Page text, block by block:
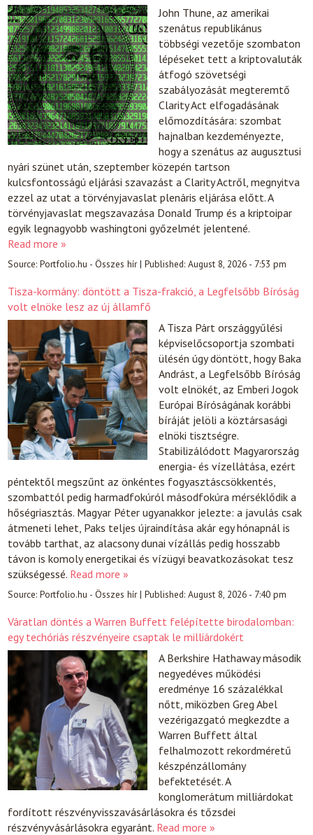
John Thune, az amerikai
szenátus republikánus
többségi vezetője szombaton
lépéseket tett a kriptovaluták
átfogó szövetségi
szabályozását megteremtő
Clarity Act elfogadásának
előmozdítására: szombat
hajnalban kezdeményezte,
hogy a szenátus az augusztusi
nyári szünet után, szeptember közepén tartson
kulcsfontosságú eljárási szavazást a Clarity Actről, megnyitva
ezzel az utat a törvényjavaslat plenáris eljárása előtt. A
törvényjavaslat megszavazása Donald Trump és a kriptoipar
egyik legnagyobb washingtoni győzelmét jelentené.
Read more »
Source:Portfolio.hu - Összes hír|Published:August 8, 2026 - 7:53 pm
Tisza-kormány: döntött a Tisza-frakció, a Legfelsőbb Bíróság
volt elnöke lesz az új államfő
A Tisza Párt országgyűlési
képviselőcsoportja szombati
ülésén úgy döntött, hogy Baka
Andrást, a Legfelsőbb Bíróság
volt elnökét, az Emberi Jogok
Európai Bíróságának korábbi
bíráját jelöli a köztársasági
elnöki tisztségre.
Stabilizálódott Magyarország
energia- és vízellátása, ezért
péntektől megszűnt az önkéntes fogyasztáscsökkentés,
szombattól pedig harmadfokúról másodfokúra mérséklődik a
hőségriasztás. Magyar Péter ugyanakkor jelezte: a javulás csak
átmeneti lehet, Paks teljes újraindítása akár egy hónapnál is
tovább tarthat, az alacsony dunai vízállás pedig hosszabb
távon is komoly energetikai és vízügyi beavatkozásokat tesz
szükségessé. Read more »
Source:Portfolio.hu - Összes hír|Published:August 8, 2026 - 7:40 pm
Váratlan döntés a Warren Buffett felépítette birodalomban:
egy techóriás részvényeire csaptak le milliárdokért
A Berkshire Hathaway második
negyedéves működési
eredménye 16 százalékkal
nőtt, miközben Greg Abel
vezérigazgató megkezdte a
Warren Buffett által
felhalmozott rekordméretű
készpénzállomány
befektetését. A
konglomerátum milliárdokat
fordított részvényvisszavásárlásokra és tőzsdei
részvényvásárlásokra egyaránt. Read more »